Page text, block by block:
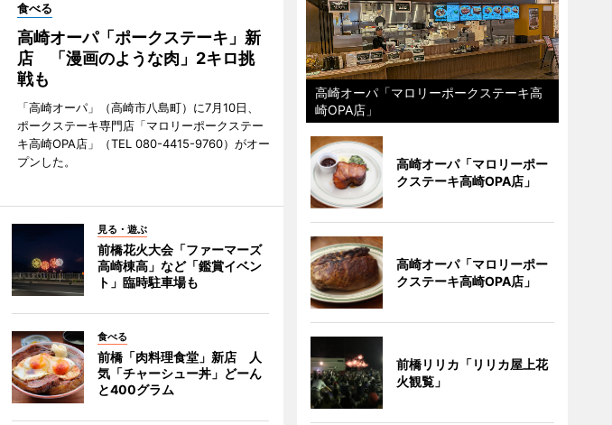
食べる
高崎オーパ「ポークステーキ」新
店 「漫画のような肉」2キロ挑
戦も
「高崎オーパ」（高崎市八島町）に7月10日、
ポークステーキ専門店「マロリーポークステー
キ高崎OPA店」（TEL 080-4415-9760）がオー
プンした。
見る・遊ぶ
前橋花火大会「ファーマーズ
高崎棟高」など「鑑賞イベン
ト」臨時駐車場も
食べる
前橋「肉料理食堂」新店 人
気「チャーシュー丼」どーん
と400グラム
高崎オーパ「マロリーポークステーキ高
崎OPA店」
高崎オーパ「マロリーポー
クステーキ高崎OPA店」
高崎オーパ「マロリーポー
クステーキ高崎OPA店」
前橋リリカ「リリカ屋上花
火観覧」